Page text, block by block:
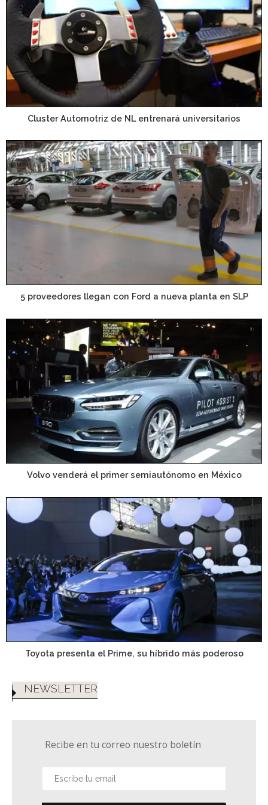
Cluster Automotriz de NL entrenará universitarios
5 proveedores llegan con Ford a nueva planta en SLP
Volvo venderá el primer semiautónomo en México
Toyota presenta el Prime, su híbrido más poderoso
NEWSLETTER
Recibe en tu correo nuestro boletín